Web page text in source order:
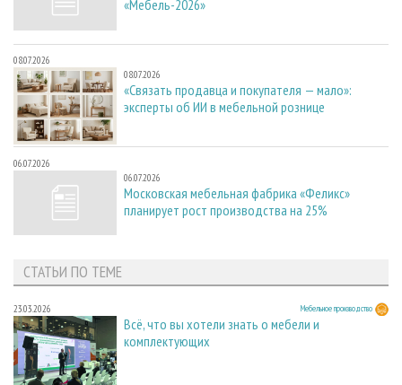
«Мебель-2026»
08.07.2026
08.07.2026
«Связать продавца и покупателя — мало»:
эксперты об ИИ в мебельной рознице
06.07.2026
06.07.2026
Московская мебельная фабрика «Феликс»
планирует рост производства на 25%
СТАТЬИ ПО ТЕМЕ
23.03.2026 Мебельное производство
Всё, что вы хотели знать о мебели и
комплектующих